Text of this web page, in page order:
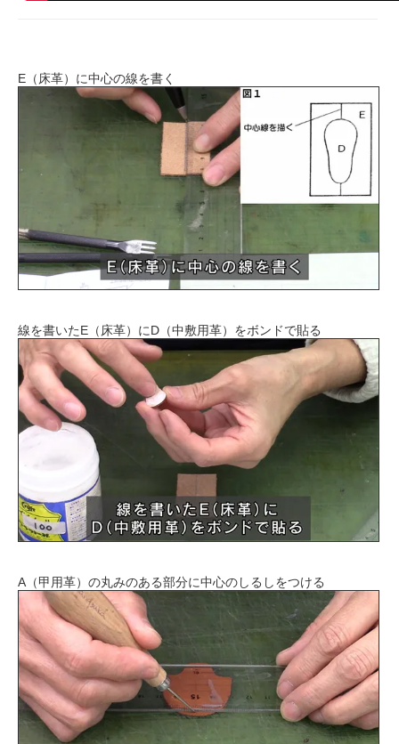
E（床革）に中心の線を書く
線を書いたE（床革）にD（中敷用革）をボンドで貼る
A（甲用革）の丸みのある部分に中心のしるしをつける